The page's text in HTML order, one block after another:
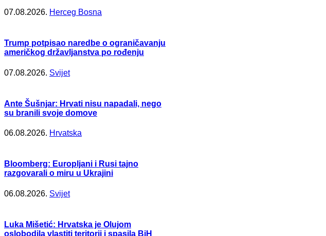
07.08.2026. Herceg Bosna
Trump potpisao naredbe o ograničavanju
američkog državljanstva po rođenju
07.08.2026. Svijet
Ante Šušnjar: Hrvati nisu napadali, nego
su branili svoje domove
06.08.2026. Hrvatska
Bloomberg: Europljani i Rusi tajno
razgovarali o miru u Ukrajini
06.08.2026. Svijet
Luka Mišetić: Hrvatska je Olujom
oslobodila vlastiti teritorij i spasila BiH